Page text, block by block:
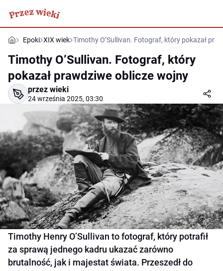
Epoki XIX wiek Timothy O’Sullivan. Fotograf, który pokazał
Timothy O’Sullivan. Fotograf, który
pokazał prawdziwe oblicze wojny
przez wieki
24 września 2025, 03:30
Timothy Henry O’Sullivan to fotograf, który potrafił
za sprawą jednego kadru ukazać zarówno
brutalność, jak i majestat świata. Przeszedł do